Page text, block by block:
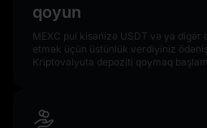
qoyun
MEXC pul kisənizə USDT və ya
etmək üçün üstünlük verdiyiniz
Kriptovalyuta depoziti qoymaq